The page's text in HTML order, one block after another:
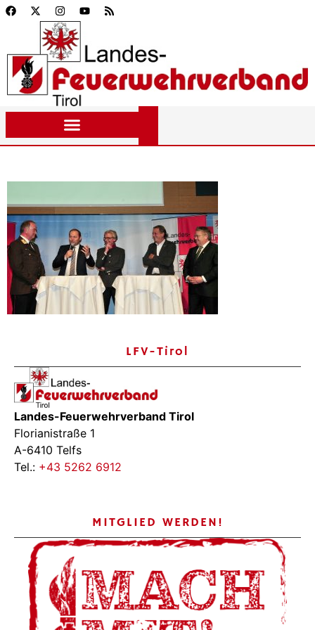
LFV-Tirol
Landes-Feuerwehrverband Tirol
Florianistraße 1
A-6410 Telfs
Tel.: +43 5262 6912
MITGLIED WERDEN!